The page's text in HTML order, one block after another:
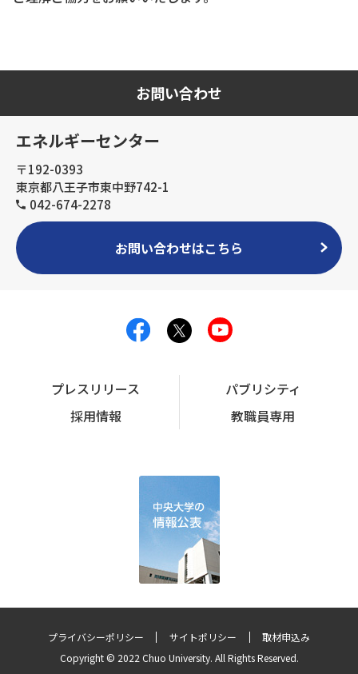
お問い合わせ
エネルギーセンター
〒192-0393
東京都八王子市東中野742-1
042-674-2278
お問い合わせはこちら
プレスリリース
パブリシティ
採用情報
教職員専用
プライバシーポリシー サイトポリシー
取材申込み
Copyright © 2022 Chuo University. All Rights Reserved.